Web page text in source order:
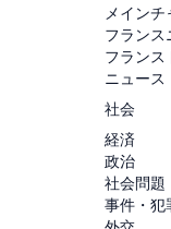
メイン
フランス
フランス
ニュース
社会
経済
政治
社会問題
事件・犯